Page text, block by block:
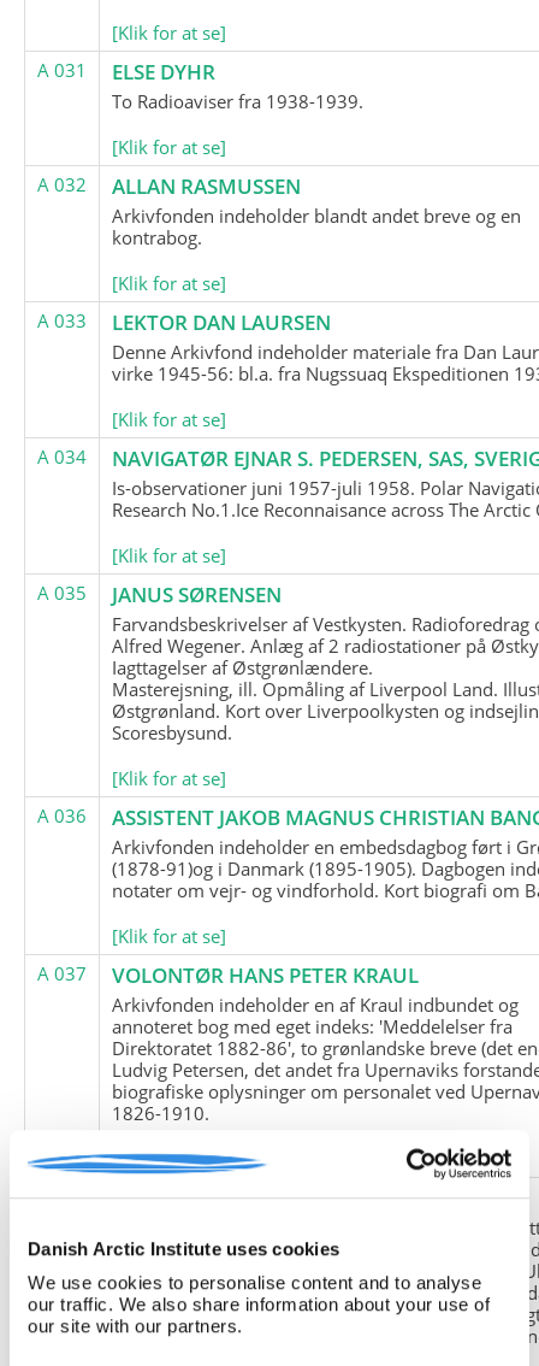
Danish Arctic Institute uses cookies
We use cookies to personalise content and to analyse
our traffic. We also share information about your use of
our site with our partners.
[Klik for at se]
A 031
ELSE DYHR
To Radioaviser fra 1938-1939.
[Klik for at se]
A 032
ALLAN RASMUSSEN
Arkivfonden indeholder blandt andet breve og en
kontrabog.
[Klik for at se]
A 033
LEKTOR DAN LAURSEN
Denne Arkivfond indeholder materiale fra Dan
virke 1945-56: bl.a. fra Nugssuaq Ekspeditionen
[Klik for at se]
A 034
NAVIGATØR EJNAR S. PEDERSEN, SAS,
Is-observationer juni 1957-juli 1958. Polar
Research No.1.Ice Reconnaisance across The Arctic
[Klik for at se]
A 035
JANUS SØRENSEN
Farvandsbeskrivelser af Vestkysten. Radioforedrag
Alfred Wegener. Anlæg af 2 radiostationer på
Iagttagelser af Østgrønlændere.
Masterejsning, ill. Opmåling af Liverpool Land.
Østgrønland. Kort over Liverpoolkysten og
Scoresbysund.
[Klik for at se]
A 036
ASSISTENT JAKOB MAGNUS CHRISTIAN
Arkivfonden indeholder en embedsdagbog ført i
(1878-91)og i Danmark (1895-1905). Dagbogen
notater om vejr- og vindforhold. Kort biografi om
[Klik for at se]
A 037
VOLONTØR HANS PETER KRAUL
Arkivfonden indeholder en af Kraul indbundet og
annoteret bog med eget indeks: 'Meddelelser fra
Direktoratet 1882-86', to grønlandske breve (det
Ludvig Petersen, det andet fra Upernaviks
biografiske oplysninger om personalet ved
1826-1910.
[Klik for at se]
A 038
FRIEDRICH LITTMANN
Denne arkivfond indeholder en kopi af Friedrich
upublicerede erindringer. Originalen befinder sig i
tyske historiker Franz Selingers privatarkiv i byen
Tyskland. Friedrich Littmann var en af de tyske
der var med i vejrstationen "Holzauge" i Hansa
Nordøstgrønland under Anden Verdenskrig.